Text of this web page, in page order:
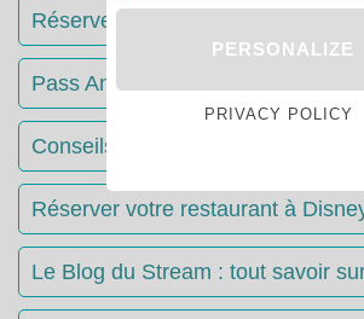
Réserver votre séjour : toutes les
Pass Annuels Disney : informations
Conseils & Astuces Disneyland
Réserver votre restaurant à
Le Blog du Stream : tout savoir
PERSONALIZE
PRIVACY POLICY